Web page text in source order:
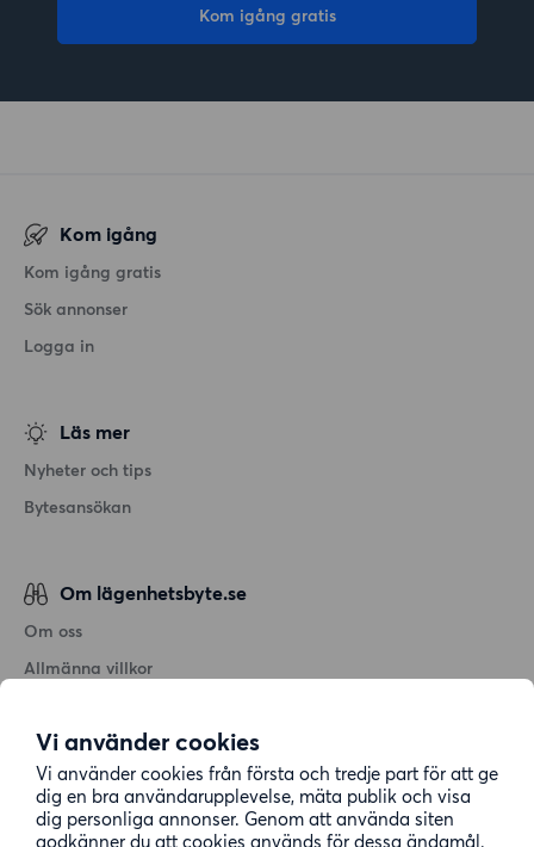
Vi använder cookies
Vi använder cookies från första och tredje part för att ge
dig en bra användarupplevelse, mäta publik och visa
dig personliga annonser. Genom att använda siten
godkänner du att cookies används för dessa ändamål.
Kom igång gratis
Kom igång
Kom igång gratis
Sök annonser
Logga in
Läs mer
Nyheter och tips
Bytesansökan
Om lägenhetsbyte.se
Om oss
Allmänna villkor
Cookiepolicy
Sitemap